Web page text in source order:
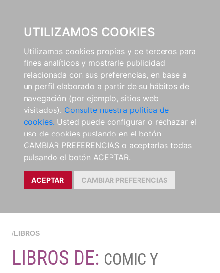
UTILIZAMOS COOKIES
Utilizamos cookies propias y de terceros para
fines analíticos y mostrarle publicidad
relacionada con sus preferencias, en base a
un perfil elaborado a partir de su hábitos de
navegación (por ejemplo, sitios web
visitados). Consulte nuestra política de
cookies. Usted puede configurar o rechazar el
uso de cookies puslando en el botón
CAMBIAR PREFERENCIAS o aceptarlas todas
pulsando el botón ACEPTAR.
ACEPTAR CAMBIAR PREFERENCIAS
/LIBROS
LIBROS DE: COMIC Y